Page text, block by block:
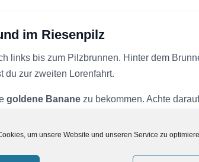
um unsere Website und unseren Service zu
im Riesenpilz
links bis zum Pilzbrunnen. Hinter dem
du zur zweiten Lorenfahrt.
goldene Banane zu bekommen. Achte
herauslehnen und die Hebel betätigen, um
aus rechts den Weg hinauf. Klettere und
Tür.